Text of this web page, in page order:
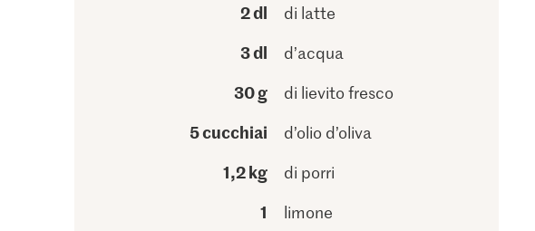
2 dl di latte
3 dl d’acqua
30 g di lievito fresco
5 cucchiai d’olio d’oliva
1,2 kg di porri
1 limone